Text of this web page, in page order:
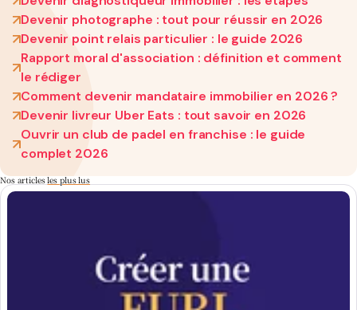
Devenir photographe : tout pour réussir en 2026
Devenir point relais particulier : le guide 2026
Rapport moral d'association : définition et comment
le rédiger
Comment devenir mandataire immobilier en 2026 ?
Devenir livreur Uber Eats : tout savoir en 2026
Ouvrir un club de padel en franchise : le guide
complet 2026
Nos articlesles plus lus